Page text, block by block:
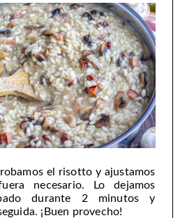
el risotto y ajustamos
necesario. Lo dejamos
durante 2 minutos y
¡Buen provecho!